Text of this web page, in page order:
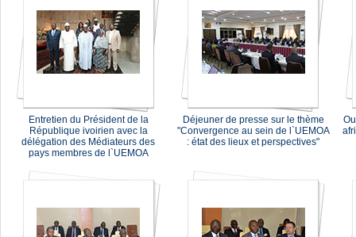
Entretien du Président de la
République ivoirien avec la
délégation des Médiateurs des
pays membres de l`UEMOA
Déjeuner de presse sur le thème
"Convergence au sein de l`UEMOA
: état des lieux et perspectives"